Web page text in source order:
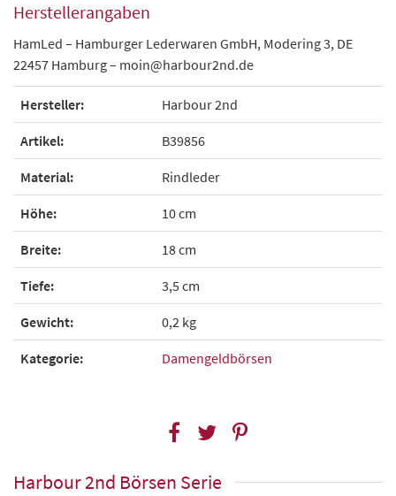
Herstellerangaben
HamLed – Hamburger Lederwaren GmbH, Modering 3, DE
22457 Hamburg – moin@harbour2nd.de
Hersteller: Harbour 2nd
Artikel: B39856
Material: Rindleder
Höhe: 10 cm
Breite: 18 cm
Tiefe: 3,5 cm
Gewicht: 0,2 kg
Kategorie: Damengeldbörsen
Harbour 2nd Börsen Serie